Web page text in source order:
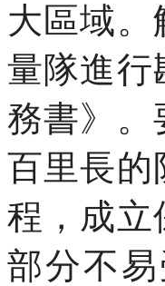
大區域。
量隊進行
務書》。
百里長的
程，成立
部分不